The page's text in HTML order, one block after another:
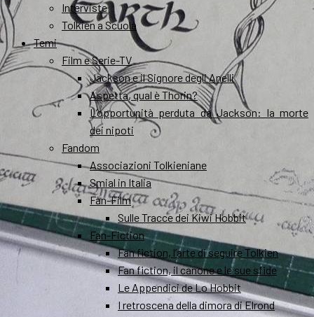
Interviste
Tolkien a Scuola
Temi
Film e Serie-TV
Jackson e il Signore degli Anelli
Aspetta, qual è Thorin?
L’opportunità perduta da Jackson: la morte
dei nipoti
Fandom
Associazioni Tolkieniane
Smial in Italia
Fan-Film
Sulle Tracce dei Kiwi Hobbit
Fan-Fiction
Fan fiction, l’arte di seguire Tolkien
Fan fiction, il canone e le sue sfide
Le Appendici de Lo Hobbit
I retroscena della dimora di Elrond